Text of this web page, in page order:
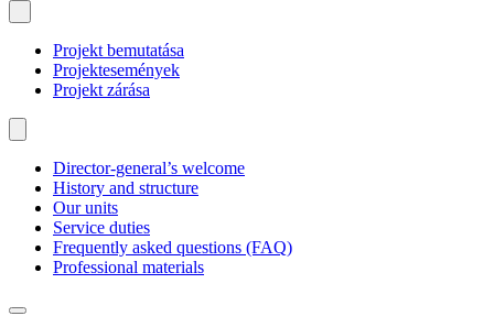
Projekt bemutatása
Projektesemények
Projekt zárása
Director-general’s welcome
History and structure
Our units
Service duties
Frequently asked questions (FAQ)
Professional materials